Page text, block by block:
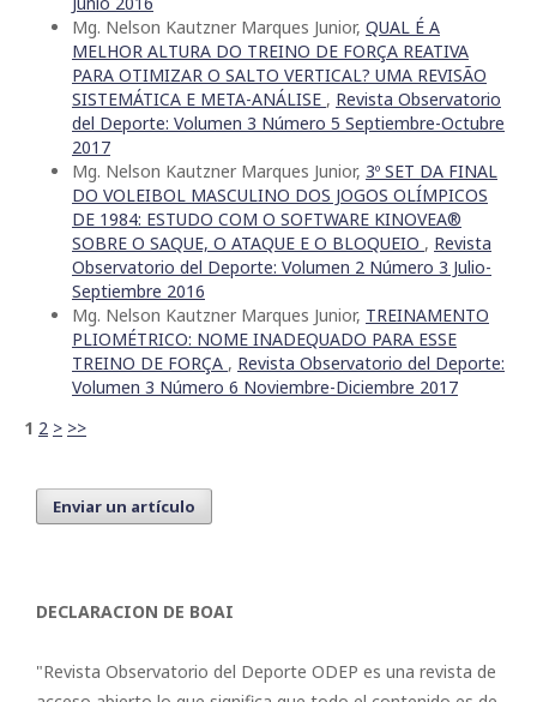
Mg. Nelson Kautzner Marques Junior, QUAL É A
MELHOR ALTURA DO TREINO DE FORÇA REATIVA
PARA OTIMIZAR O SALTO VERTICAL? UMA REVISÃO
SISTEMÁTICA E META-ANÁLISE , Revista Observatorio
del Deporte: Volumen 3 Número 5 Septiembre-Octubre
2017
Mg. Nelson Kautzner Marques Junior, 3º SET DA FINAL
DO VOLEIBOL MASCULINO DOS JOGOS OLÍMPICOS
DE 1984: ESTUDO COM O SOFTWARE KINOVEA®
SOBRE O SAQUE, O ATAQUE E O BLOQUEIO , Revista
Observatorio del Deporte: Volumen 2 Número 3 Julio-
Septiembre 2016
Mg. Nelson Kautzner Marques Junior, TREINAMENTO
PLIOMÉTRICO: NOME INADEQUADO PARA ESSE
TREINO DE FORÇA , Revista Observatorio del Deporte:
Volumen 3 Número 6 Noviembre-Diciembre 2017
1 2 > >>
Enviar un artículo
DECLARACION DE BOAI
"Revista Observatorio del Deporte ODEP es una revista de